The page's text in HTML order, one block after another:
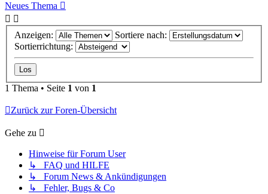
Neues Thema
Anzeigen:
Sortiere nach:
Sortierrichtung:
1 Thema • Seite 1 von 1
Zurück zur Foren-Übersicht
Gehe zu
Hinweise für Forum User
↳ FAQ und HILFE
↳ Forum News & Ankündigungen
↳ Fehler, Bugs & Co